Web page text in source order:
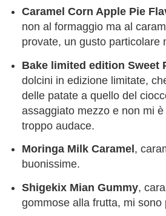
Caramel Corn Apple Pie
non al formaggio ma al
provate, un gusto particolare
Bake limited edition Sweet
dolcini in edizione limitate,
delle patate a quello del
assaggiato mezzo e non mi
troppo audace.
Moringa Milk Caramel ,
buonissime.
Shigekix Mian Gummy,
gommose alla frutta, mi sono